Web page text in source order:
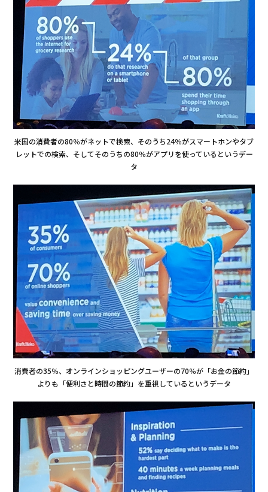
米国の消費者の80％がネットで検索、そのうち24％がスマートホンやタブ
レットでの検索、そしてそのうちの80％がアプリを使っているというデー
タ
消費者の35％、オンラインショッピングユーザーの70％が「お金の節約」
よりも「便利さと時間の節約」を重視しているというデータ